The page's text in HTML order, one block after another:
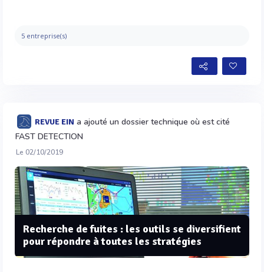
5 entreprise(s)
REVUE EIN a ajouté un dossier technique où est cité
FAST DETECTION
Le 02/10/2019
Recherche de fuites : les outils se diversifient
pour répondre à toutes les stratégies